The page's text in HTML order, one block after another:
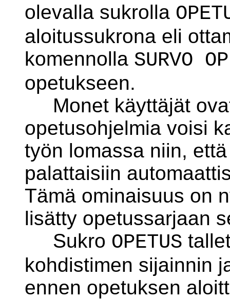
olevalla sukrolla
aloitussukrona eli
komennolla SURVO
opetukseen.
Monet käyttäjät
opetusohjelmia voisi
työn lomassa niin,
palattaisiin
Tämä ominaisuus on
lisätty opetussarjaan
Sukro OPETUS
kohdistimen sijainnin
ennen opetuksen